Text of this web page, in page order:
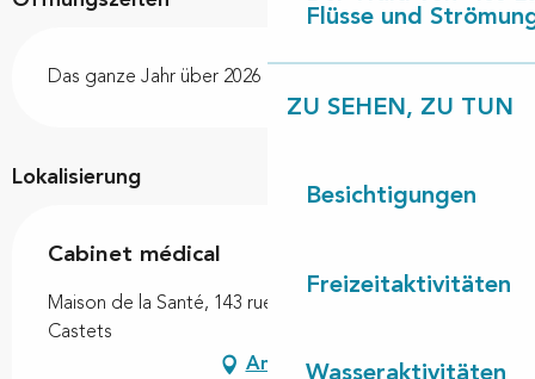
Flüsse und
ZU SEHEN, ZU TUN
Besichtigungen
Freizeitaktivitäten
Das ganze Jahr über 2026
Lokalisierung
Cabinet médical
Maison de la Santé, 143 rue Sainte-Hélène, 40260
Castets
Anfahrt